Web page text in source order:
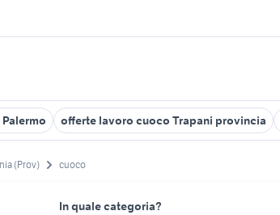
offerte lavoro cuoco Trapani provincia
(Prov) cuoco
In quale categoria?